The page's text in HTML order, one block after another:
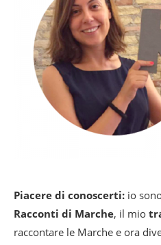
Piacere di conoscerti: io
Racconti di Marche, il mio
raccontare le Marche e ora